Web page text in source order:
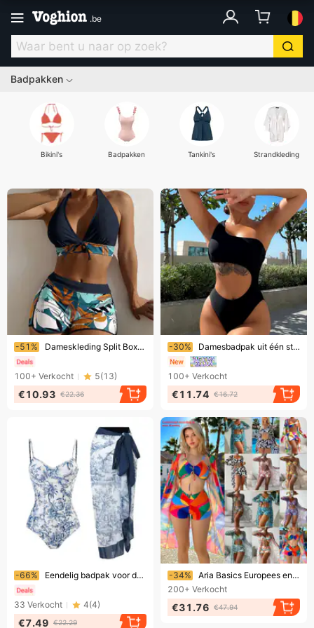
.be
Badpakken
Bikini's Badpakken Tankini's Strandkleding
Eindigt binnenkort!
-51% Dameskleding Split Boxer Bikini Hoge Taille Badpak
100+ Verkocht 5(13)
€10.93 €22.36
Eindigt binnenkort!
-30% Damesbadpak uit één stuk, sexy badpakbikini
100+ Verkocht
€11.74 €16.72
Eindigt binnenkort!
-66% Eendelig badpak voor dames, conservatief, slank model met print en stalen beugel, harde wikkelbadpak, chiffon lange jurk
33 Verkocht 4(4)
€7.49 €22.29
Eindigt binnenkort!
-34%
Aria Basics Europees en Amerikaans buitenlands handelsmodel dames driedelige badpakset met hoge taille, lange mouwen en trendy cover-up.
200+ Verkocht
€31.76 €47.94